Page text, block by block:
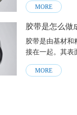
MORE
胶带是怎么做
胶带是由基材和
接在一起。其表
九
MORE